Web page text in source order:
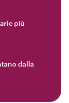
più
dalla